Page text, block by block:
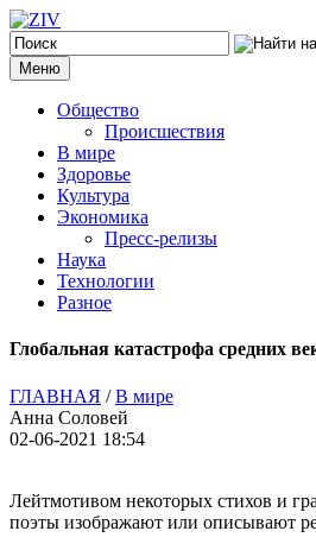
Меню
Общество
Происшествия
В мире
Здоровье
Культура
Экономика
Пресс-релизы
Наука
Технологии
Разное
Глобальная катастрофа средних
ГЛАВНАЯ /В мире
Анна Соловей
02-06-2021 18:54
Лейтмотивом некоторых стихов и
поэты изображают или описывают